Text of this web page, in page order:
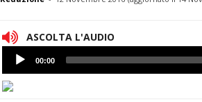
ASCOLTA L'AUDIO
Lettore
Audio
00:00